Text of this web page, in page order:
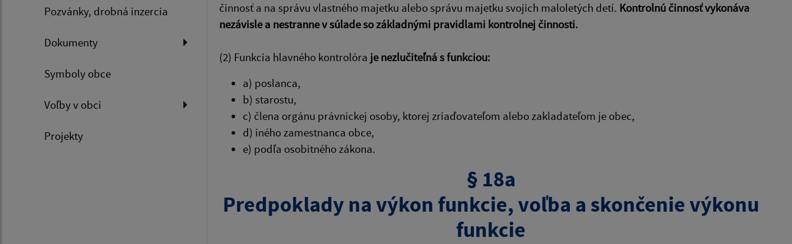
Pozvánky, drobná inzercia
Dokumenty
Symboly obce
Voľby v obci
Projekty
činnosť a na správu vlastného majetku alebo správu majetku svojich maloletých detí. Kontrolnú činnosť vykonáva
nezávisle a nestranne v súlade so základnými pravidlami kontrolnej činnosti.
(2) Funkcia hlavného kontrolóra je nezlučiteľná s funkciou:
a) poslanca,
b) starostu,
c) člena orgánu právnickej osoby, ktorej zriaďovateľom alebo zakladateľom je obec,
d) iného zamestnanca obce,
e) podľa osobitného zákona.
§ 18a
Predpoklady na výkon funkcie, voľba a skončenie výkonu
funkcie